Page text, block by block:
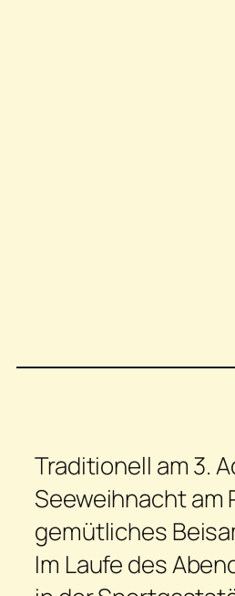
Traditionell am 3.
Seeweihnacht am
gemütliches
Im Laufe des